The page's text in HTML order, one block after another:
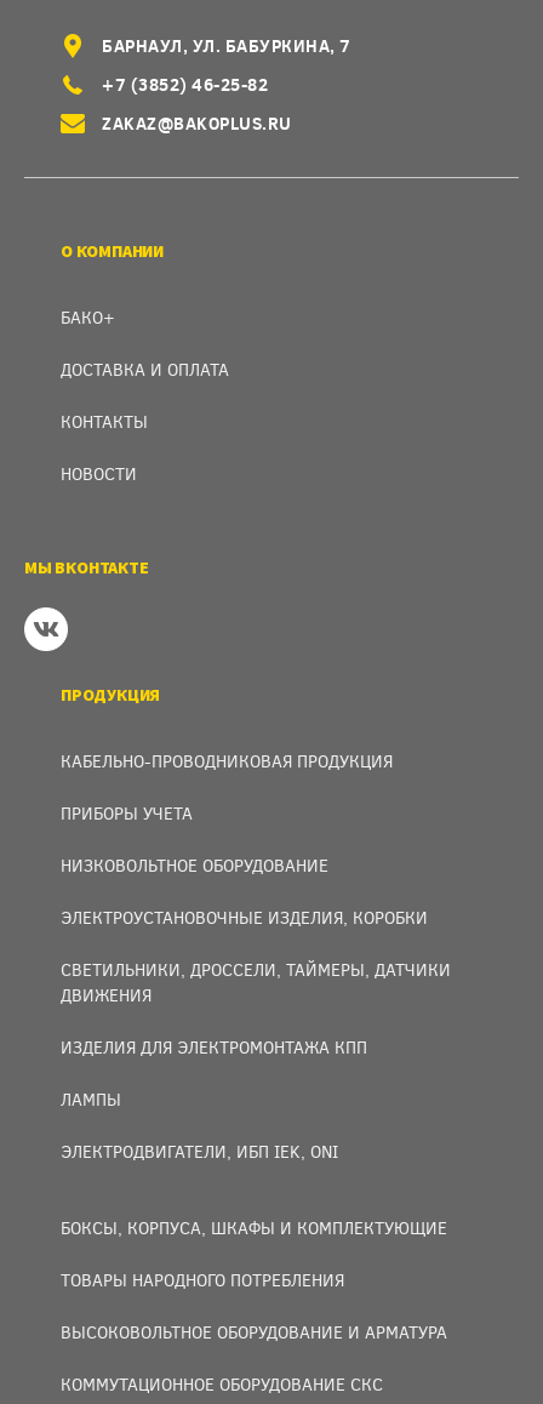
БАРНАУЛ, УЛ. БАБУРКИНА, 7
+7 (3852) 46-25-82
ZAKAZ@BAKOPLUS.RU
О КОМПАНИИ
БАКО+
ДОСТАВКА И ОПЛАТА
КОНТАКТЫ
НОВОСТИ
МЫ ВКОНТАКТЕ
ПРОДУКЦИЯ
КАБЕЛЬНО-ПРОВОДНИКОВАЯ ПРОДУКЦИЯ
ПРИБОРЫ УЧЕТА
НИЗКОВОЛЬТНОЕ ОБОРУДОВАНИЕ
ЭЛЕКТРОУСТАНОВОЧНЫЕ ИЗДЕЛИЯ, КОРОБКИ
СВЕТИЛЬНИКИ, ДРОССЕЛИ, ТАЙМЕРЫ, ДАТЧИКИ
ДВИЖЕНИЯ
ИЗДЕЛИЯ ДЛЯ ЭЛЕКТРОМОНТАЖА КПП
ЛАМПЫ
ЭЛЕКТРОДВИГАТЕЛИ, ИБП IEK, ONI
БОКСЫ, КОРПУСА, ШКАФЫ И КОМПЛЕКТУЮЩИЕ
ТОВАРЫ НАРОДНОГО ПОТРЕБЛЕНИЯ
ВЫСОКОВОЛЬТНОЕ ОБОРУДОВАНИЕ И АРМАТУРА
КОММУТАЦИОННОЕ ОБОРУДОВАНИЕ СКС